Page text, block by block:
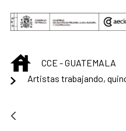
Saltar al contenido
INICIOCCE - GUATEMALA
Artistas trabajando,